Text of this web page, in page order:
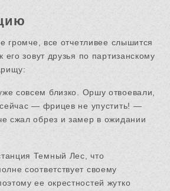
громче, все отчетливее слышится
его зовут друзья по партизанскому
совсем близко. Оршу отвоевали,
— фрицев не упустить! —
сжал обрез и замер в ожидании
Темный Лес, что
соответствует своему
ее окрестностей жутко